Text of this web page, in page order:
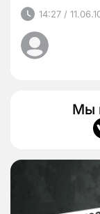
14:27 /
Мы